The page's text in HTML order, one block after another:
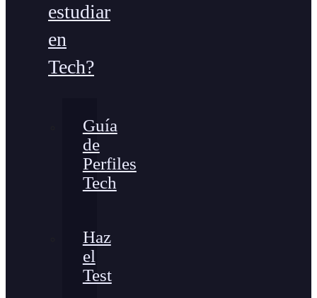
estudiar
en
Tech?
Guía
de
Perfiles
Tech
Haz
el
Test